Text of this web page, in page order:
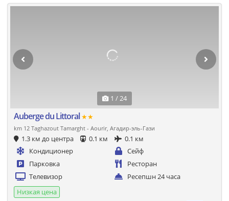
1 / 24
Auberge du Littoral★★
km 12 Taghazout Tamarght - Aourir, Агадир-эль-Гази
1.3 км до центра 0.1 км
0.1 км
Кондиционер
Сейф
Парковка
Ресторан
Телевизор
Ресепшн 24 часа
Низкая цена